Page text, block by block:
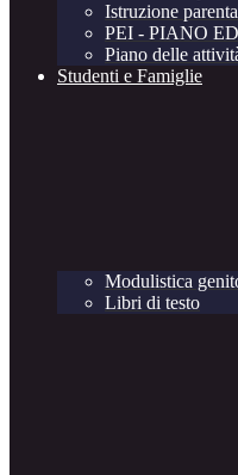
Istruzione
PEI - PIANO
Piano delle
Studenti e Famiglie
Modulistica
Libri di testo